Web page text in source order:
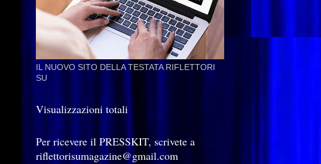
IL NUOVO SITO DELLA TESTATA RIFLETTORI
SU
Visualizzazioni totali
Per ricevere il PRESSKIT, scrivete a
riflettorisumagazine@gmail.com